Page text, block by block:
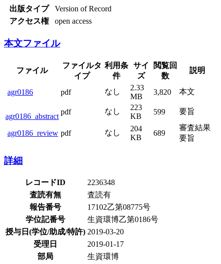
出版タイプ
Version of Record
アクセス権
open access
本文ファイル
ファイル
ファイルタ
イプ
利用条
件
サイ
ズ
閲覧回
数
説明
agr0186 pdf なし
2.33
MB
3,820 本文
agr0186_abstract
pdf なし
223
KB
599 要旨
agr0186_review pdf なし
204
KB
689
審査結果
要旨
詳細
レコードID
2236348
査読有無
査読有
報告番号
17102乙第08775号
学位記番号
生資環博乙第0186号
授与日(学位/助成/特許) 2019-03-20
受理日
2019-01-17
部局
生資環博